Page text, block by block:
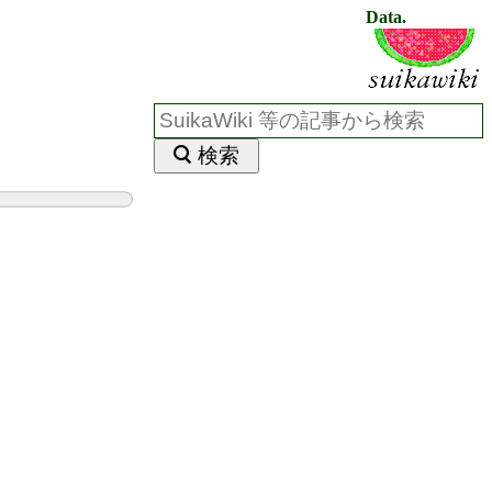
Data.
検索